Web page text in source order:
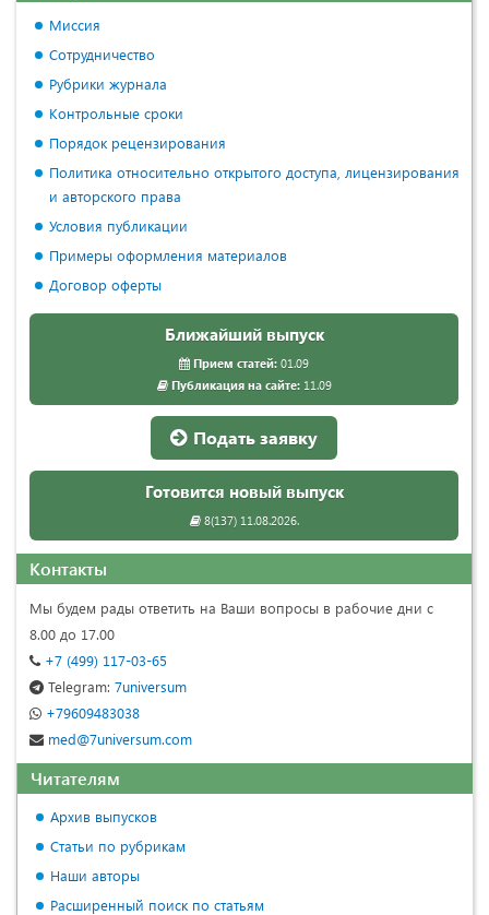
Миссия
Сотрудничество
Рубрики журнала
Контрольные сроки
Порядок рецензирования
Политика относительно открытого доступа, лицензирования
и авторского права
Условия публикации
Примеры оформления материалов
Договор оферты
Ближайший выпуск
Прием статей: 01.09
Публикация на сайте:11.09
Подать заявку
Готовится новый выпуск
8(137) 11.08.2026.
Контакты
Мы будем рады ответить на Ваши вопросы в рабочие дни с
8.00 до 17.00
+7 (499) 117-03-65
Telegram: 7universum
+79609483038
med@7universum.com
Читателям
Архив выпусков
Статьи по рубрикам
Наши авторы
Расширенный поиск по статьям